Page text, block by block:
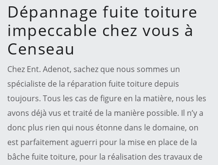
Dépannage fuite toiture
impeccable chez vous à
Censeau
Chez Ent. Adenot, sachez que nous sommes un
spécialiste de la réparation fuite toiture depuis
toujours. Tous les cas de figure en la matière, nous les
avons déjà vus et traité de la manière possible. Il n’y a
donc plus rien qui nous étonne dans le domaine, on
est parfaitement aguerri pour la mise en place de la
bâche fuite toiture, pour la réalisation des travaux de